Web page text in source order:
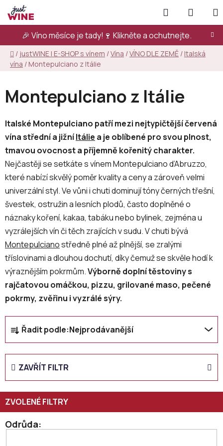
Přejít
na
obsah
🎉 Víno měsíce je tady!🍷 Klikněte a ochutnejte.
Hledat
KOŠÍK
Domů
/ justWINE | E-SHOP s vínem /Vína /VÍNO DLE ZEMĚ / Italská
vína / Montepulciano z Itálie
Montepulciano z Itálie
Italské Montepulciano patří mezi nejtypičtější červená
vína střední a jižníItálie a je oblíbené pro svou plnost,
tmavou ovocnost a příjemně kořenitý charakter.
Nejčastěji se setkáte s vínem Montepulciano d’Abruzzo,
které nabízí skvělý poměr kvality a ceny a zároveň velmi
univerzální styl. Ve vůni i chuti dominují tóny černých třešní,
švestek, ostružin a lesních plodů, často doplněné o
náznaky koření, kakaa, tabáku nebo bylinek, zejména u
vyzrálejších vín či těch zrajících v sudu. V chuti bývá
Montepulcianostředně plné až plnější, se zralými
tříslovinami a dlouhou dochutí, díky čemuž se skvěle hodí k
výraznějším pokrmům.Výborně doplní těstoviny s
rajčatovou omáčkou, pizzu, grilované maso, pečené
pokrmy, zvěřinu i vyzrálé sýry.
Ř
a
z
n
p
r
o
Řadit podle:Nejprodávanější
ZAVŘÍT FILTR
Odrůda